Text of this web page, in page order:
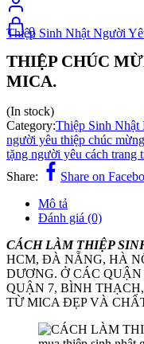
0
Thiệp Sinh Nhật Người
THIỆP CHÚC
MICA.
(In stock)
Category:Thiệp Sinh Nhật
người yêu thiệp chúc
tặng người yêu cách trang
Share:
Share on
Mô tả
Đánh giá (0)
CÁCH LÀM THIỆP
HCM, ĐÀ NẴNG, HÀ
DƯƠNG. Ở CÁC
QUẬN 7, BÌNH
TỪ MICA ĐẸP VÀ